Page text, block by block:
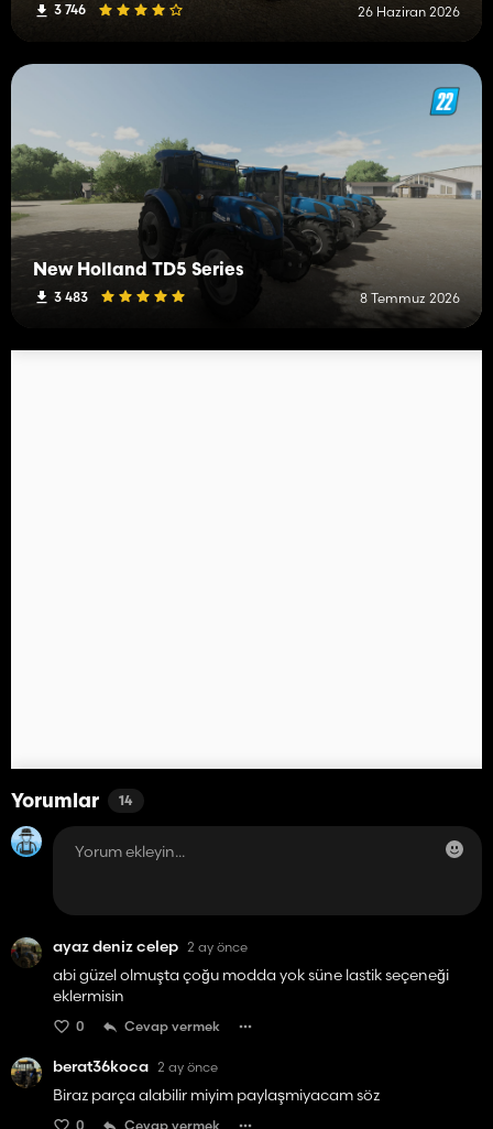
3 746 26 Haziran 2026
New Holland TD5 Series
3 483 8 Temmuz 2026
Yorumlar 14
ayaz deniz celep 2 ay önce
abi güzel olmuşta çoğu modda yok süne lastik seçeneği
eklermisin
0 Cevap vermek
berat36koca 2 ay önce
Biraz parça alabilir miyim paylaşmiyacam söz
0 Cevap vermek